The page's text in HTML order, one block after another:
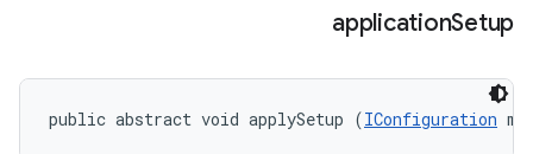
applicationSetup
public abstract void applySetup (IConfiguration